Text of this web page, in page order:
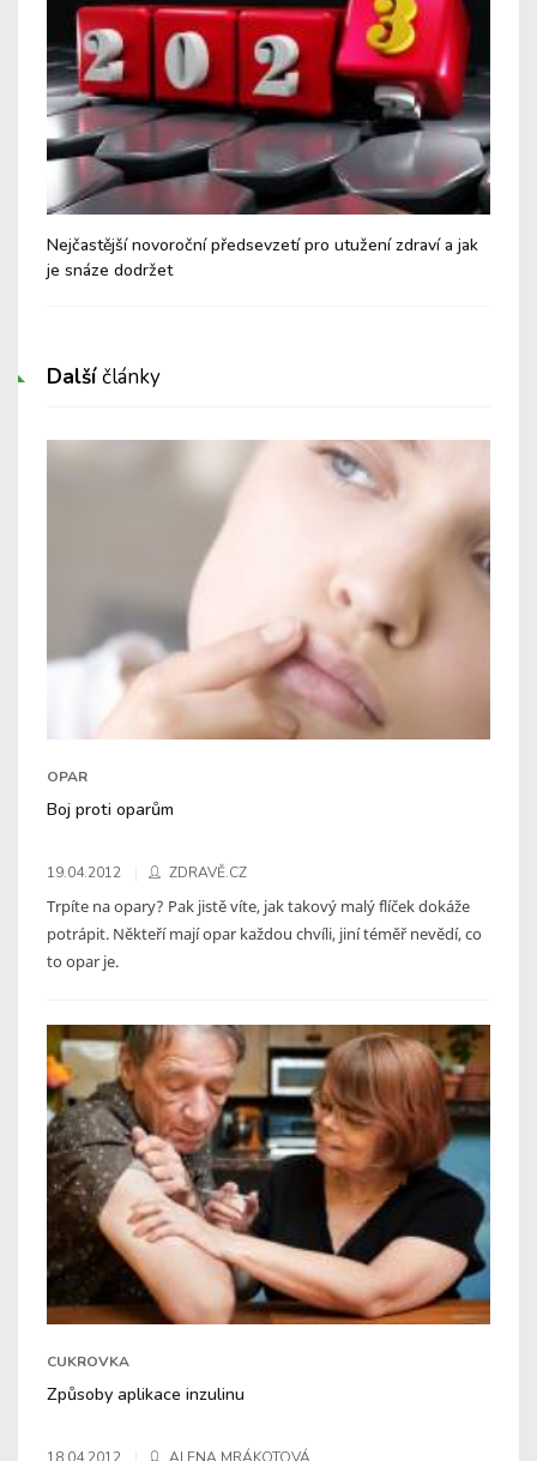
Nejčastější novoroční předsevzetí pro utužení zdraví a jak
je snáze dodržet
Dalšíčlánky
OPAR
Boj proti oparům
19.04.2012 ZDRAVĚ.CZ
Trpíte na opary? Pak jistě víte, jak takový malý flíček dokáže
potrápit. Někteří mají opar každou chvíli, jiní téměř nevědí, co
to opar je.
CUKROVKA
Způsoby aplikace inzulinu